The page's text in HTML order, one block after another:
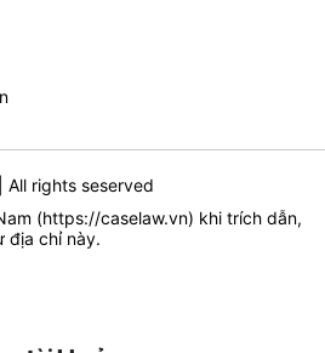
rights seserved
(https://caselaw.vn) khi trích dẫn,
địa chỉ này.